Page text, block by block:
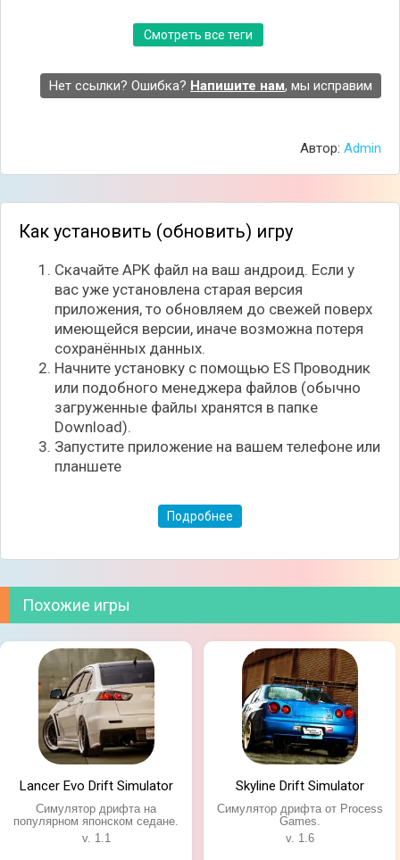
Смотреть все теги
Нет ссылки? Ошибка? Напишите нам, мы исправим
Автор: Admin
Как установить (обновить) игру
Скачайте APK файл на ваш андроид. Если у
вас уже установлена старая версия
приложения, то обновляем до свежей поверх
имеющейся версии, иначе возможна потеря
сохранённых данных.
Начните установку с помощью ES Проводник
или подобного менеджера файлов (обычно
загруженные файлы хранятся в папке
Download).
Запустите приложение на вашем телефоне или
планшете
Подробнее
Похожие игры
Lancer Evo Drift Simulator
Симулятор дрифта на
популярном японском седане.
v. 1.1
Skyline Drift Simulator
Симулятор дрифта от Process
Games.
v. 1.6